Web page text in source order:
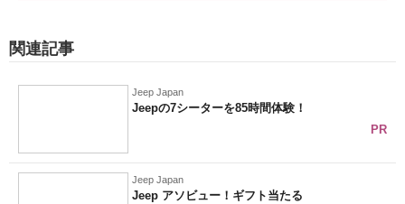
関連記事
Jeep Japan
Jeepの7シーターを85時間体験！
PR
Jeep Japan
Jeep アソビュー！ギフト当たる